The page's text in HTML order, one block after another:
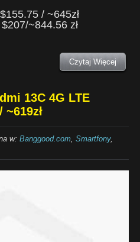
/ ~645zł
~844.56 zł
Czytaj Więcej
13C 4G LTE
~619zł
w: Banggood.com, Smartfony,